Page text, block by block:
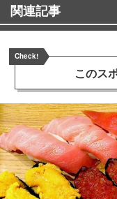
関連記事
Check!
このス